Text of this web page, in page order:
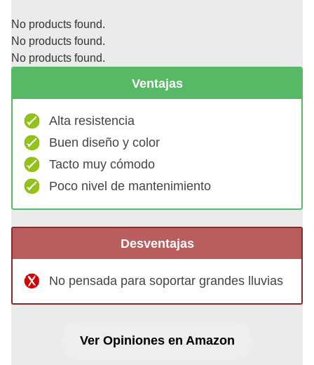
No products found.
No products found.
No products found.
Ventajas
Alta resistencia
Buen diseño y color
Tacto muy cómodo
Poco nivel de mantenimiento
Desventajas
No pensada para soportar grandes lluvias
Ver Opiniones en Amazon